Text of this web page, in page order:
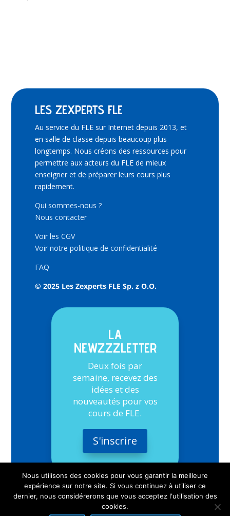
LES ZEXPERTS FLE
Au service du FLE sur Internet depuis 2013, et
en salle de classe depuis beaucoup plus
longtemps. Nous créons des ressources pour
permettre aux acteurs du FLE de mieux
enseigner et de préparer leurs cours plus
rapidement.
Qui sommes-nous ?
Nous contacter
Voir les CGV
Voir notre politique de confidentialité
FAQ
© 2025 Les Zexperts FLE Sp. z O.O.
LA
NEWZZZLETTER
Deux fois par
semaine, recevez des
idées et des
nouveautés pour vos
cours de FLE.
S'inscrire
Nous utilisons des cookies pour vous garantir la meilleure
expérience sur notre site. Si vous continuez à utiliser ce
dernier, nous considérerons que vous acceptez l'utilisation des
cookies.